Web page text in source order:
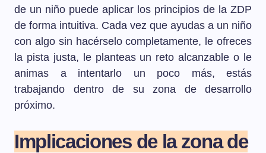
de un niño puede aplicar los principios de la ZDP
de forma intuitiva. Cada vez que ayudas a un niño
con algo sin hacérselo completamente, le ofreces
la pista justa, le planteas un reto alcanzable o le
animas a intentarlo un poco más, estás
trabajando dentro de su zona de desarrollo
próximo.
Implicaciones de la zona de